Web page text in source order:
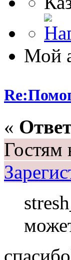
Мой
«
Гостям